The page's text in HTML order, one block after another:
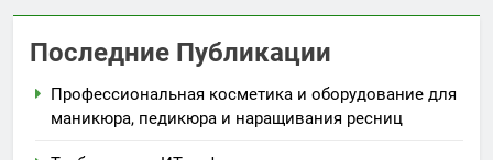
Последние Публикации
Профессиональная косметика и оборудование для
маникюра, педикюра и наращивания ресниц